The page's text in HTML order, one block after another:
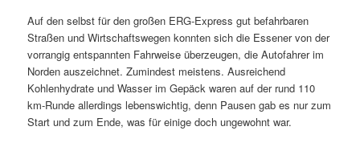
Auf den selbst für den großen ERG-Express gut befahrbaren
Straßen und Wirtschaftswegen konnten sich die Essener von der
vorrangig entspannten Fahrweise überzeugen, die Autofahrer im
Norden auszeichnet. Zumindest meistens. Ausreichend
Kohlenhydrate und Wasser im Gepäck waren auf der rund 110
km-Runde allerdings lebenswichtig, denn Pausen gab es nur zum
Start und zum Ende, was für einige doch ungewohnt war.